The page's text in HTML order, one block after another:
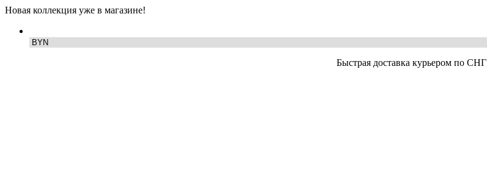
Новая коллекция уже в магазине!
Быстрая доставка курьером по СНГ